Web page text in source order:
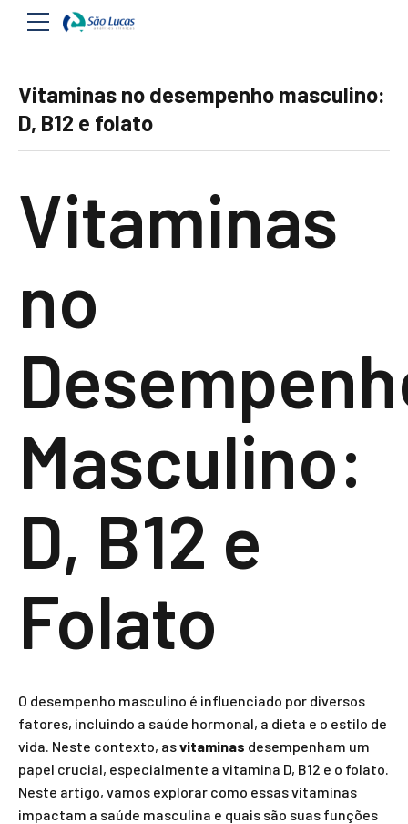
Vitaminas no desempenho masculino:
D, B12 e folato
Vitaminas
no
Masculino:
D, B12 e
Folato
O desempenho masculino é influenciado por diversos
fatores, incluindo a saúde hormonal, a dieta e o estilo de
vida. Neste contexto, asvitaminas desempenham um
papel crucial, especialmente a vitamina D, B12 e o folato.
Neste artigo, vamos explorar como essas vitaminas
impactam a saúde masculina e quais são suas funções